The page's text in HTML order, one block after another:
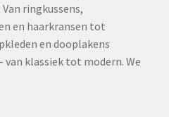
ringkussens,
en haarkransen tot
en dooplakens
van klassiek tot modern. We